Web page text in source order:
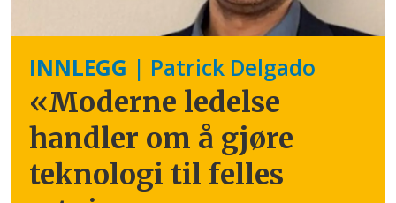
INNLEGG | Patrick Delgado
«Moderne ledelse
handler om å gjøre
teknologi til felles